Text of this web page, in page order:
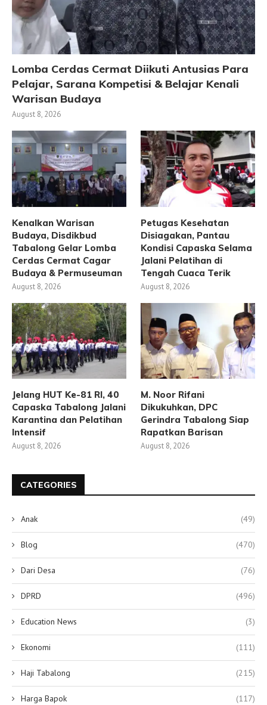
Lomba Cerdas Cermat Diikuti Antusias Para
Pelajar, Sarana Kompetisi & Belajar Kenali
Warisan Budaya
August 8, 2026
Kenalkan Warisan
Budaya, Disdikbud
Tabalong Gelar Lomba
Cerdas Cermat Cagar
Budaya & Permuseuman
August 8, 2026
Petugas Kesehatan
Disiagakan, Pantau
Kondisi Capaska Selama
Jalani Pelatihan di
Tengah Cuaca Terik
August 8, 2026
Jelang HUT Ke-81 RI, 40
Capaska Tabalong Jalani
Karantina dan Pelatihan
Intensif
August 8, 2026
M. Noor Rifani
Dikukuhkan, DPC
Gerindra Tabalong Siap
Rapatkan Barisan
August 8, 2026
CATEGORIES
Anak (49)
Blog (470)
Dari Desa (76)
DPRD (496)
Education News (3)
Ekonomi (111)
Haji Tabalong (215)
Harga Bapok (117)